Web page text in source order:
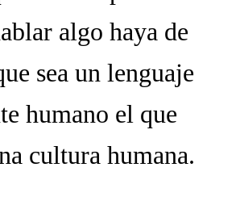
algo haya de
sea un lenguaje
humano el que
cultura humana.